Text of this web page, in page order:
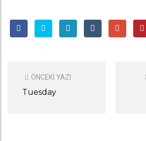
NAVIGATION
ÖNCEKI YAZI
Tuesday